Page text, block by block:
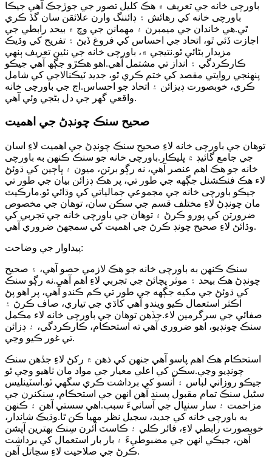
باورچی خانه جي تعريف ۾ هڪ کليل تصور جي جوڙجڪ آهي جيڪا
باورچی خانه کي رهائش ۽ ڊائننگ وارن علائقن سان گڏ ڪري
ٿي.هي خاندان جي ميمبرن ۽ مهمانن جي وچ ۾ بيحد رابطي جي
اجازت ڏئي ٿو، اتحاد جي احساس کي فروغ ڏيڻ ۽ تفريح کي وڌيڪ
مزيدار بڻائي ٿو.نتيجي ۾، باورچی خانه جي نئين تعريف ٻنهي
ڪارڪردگي ۽ انداز تي مشتمل آهي.اھو ھڪڙو جڳھ آھي جيڪو
پنھنجي روايتي مقصد کي ختم ڪري ٿو، جديد ٽيڪنالاجي کي شامل
ڪري، خوبصورت ڊيزائن ۽ اتحاد جو احساس.اڄ جي باورچی خانه
واقعي گهر جي دل بڻجي وئي آهي.
صحيح سنڪ چونڊڻ جي اهميت
توهان جي باورچی خانه لاءِ صحيح سنڪ چونڊڻ جي اهميت لاءِ اسان
جي جامع گائيڊ ۾ ڀليڪار.باورچی خانه جو سنڪ ڪنهن به باورچی
خانه جو هڪ اهم عنصر آهي، نه رڳو برتن، ميون ۽ ڀاڄين کي ڌوئڻ
لاء هڪ فنڪشنل جڳهه جي طور تي، پر هڪ ڊزائن بيان جي طور تي
جيڪو باورچی خانه جي مجموعي جمالياتي کي وڌائي ٿو.مارڪيٽ
مان چونڊڻ لاءِ مختلف قسم جي سڪن سان، توهان جي مخصوص
ضرورتن کي پورو ڪرڻ ۽ توهان جي باورچی خانه جي تجربي کي
وڌائڻ لاءِ صحيح چونڊ ڪرڻ جي اهميت کي سمجهڻ ضروري آهي.
پيداوار جي وضاحت:
سنڪ ڪنهن به باورچی خانه جو هڪ لازمي حصو آهي، ۽ صحيح
چونڊڻ هڪ بيحد ۽ موثر پچائڻ جي تجربي لاءِ اهم آهي.نه رڳو سنڪ
کي ڌوئڻ جي مکيه جڳهه جي طور تي ڪم ڪندو آهي، پر اهو پڻ
اڪثر استعمال ڪيو ويندو آهي کاڌي جي تياري، صاف ڪرڻ ۽
صفائي جي سرگرمين لاء.جڏهن توهان جي باورچی خانه لاء مڪمل
سنڪ چونڊيو، اهو ضروري آهي ته استحڪام، ڪارڪردگي، ۽ ڊزائن
تي غور ڪيو وڃي.
استحڪام هڪ اهم پاسو آهي جنهن کي ذهن ۾ رکڻ لاءِ جڏهن سنڪ
چونڊيو وڃي.سڪن کي اعلي معيار جي مواد مان ٺاهيو وڃي ٿو
جيڪو روزاني لباس ۽ آنسو کي برداشت ڪري سگهي ٿو.اسٽينلیس
سٹیل سنڪ تمام مقبول پسند آهن انهن جي استحڪام، سنکنرن جي
مزاحمت ۽ سار سنڀال جي آسانيءَ سبب.اهي سستي آهن ۽ ڪنهن
به باورچی خانه کي جديد، سجيل نظر مهيا ڪن ٿا.وڌيڪ شاندار،
خوبصورت رابطي لاءِ، فائر ڪلي ۽ ڪاسٽ آئرن سِنڪ بهترين آپشن
آهن، جيڪي انهن جي مضبوطيءَ ۽ بار بار استعمال کي برداشت
ڪرڻ جي صلاحيت لاءِ سڃاتل آهن.